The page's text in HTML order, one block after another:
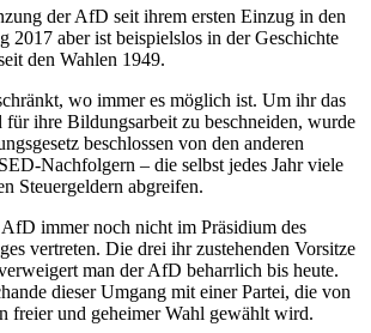
der AfD seit ihrem ersten Einzug in den
2017 aber ist beispielslos in der Geschichte
den Wahlen 1949.
wo immer es möglich ist. Um ihr das
für ihre Bildungsarbeit zu beschneiden, wurde
beschlossen von den anderen
Nachfolgern – die selbst jedes Jahr viele
Steuergeldern abgreifen.
immer noch nicht im Präsidium des
vertreten. Die drei ihr zustehenden Vorsitze
man der AfD beharrlich bis heute.
dieser Umgang mit einer Partei, die von
freier und geheimer Wahl gewählt wird.